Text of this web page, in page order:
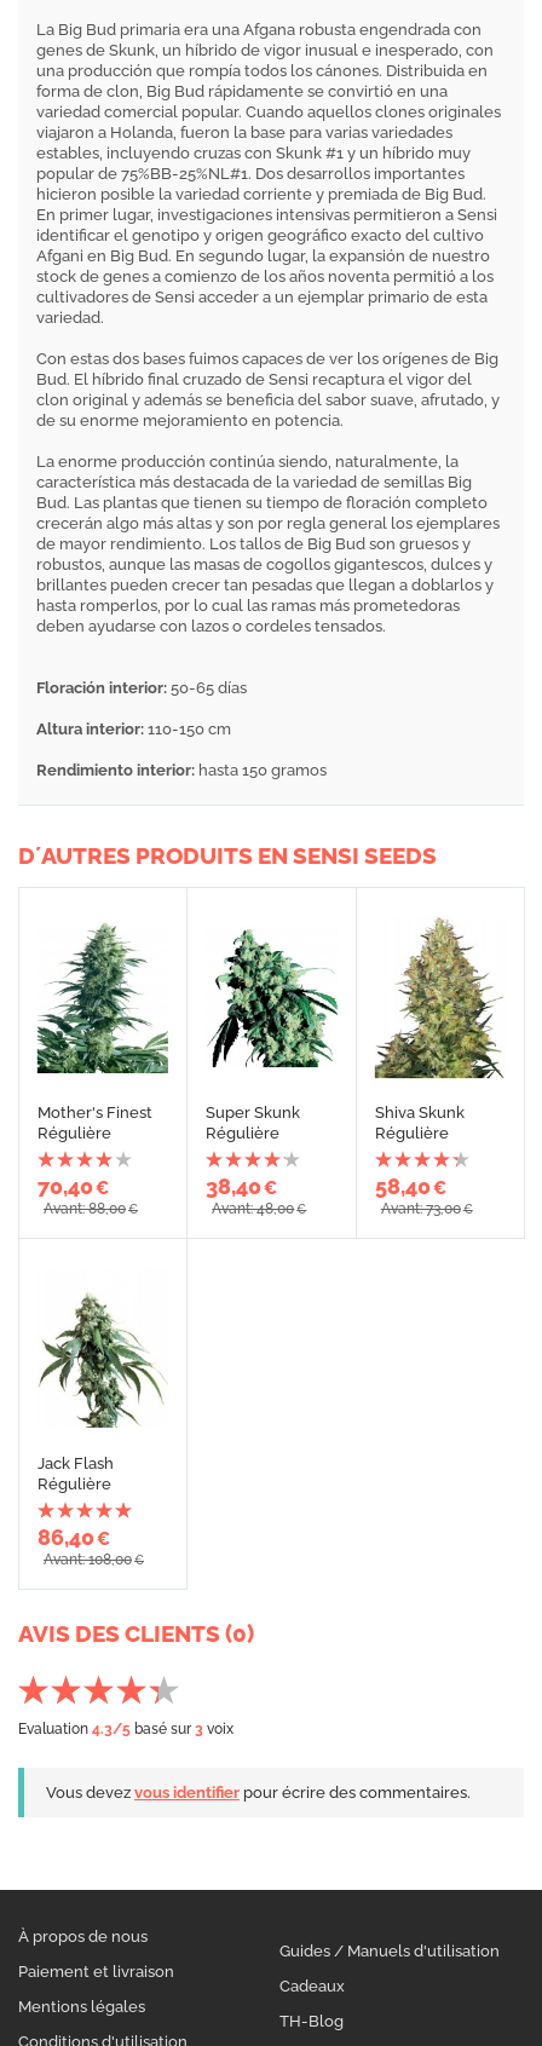
La Big Bud primaria era una Afgana robusta engendrada con
genes de Skunk, un híbrido de vigor inusual e inesperado, con
una producción que rompía todos los cánones. Distribuida en
forma de clon, Big Bud rápidamente se convirtió en una
variedad comercial popular. Cuando aquellos clones originales
viajaron a Holanda, fueron la base para varias variedades
estables, incluyendo cruzas con Skunk #1 y un híbrido muy
popular de 75%BB-25%NL#1. Dos desarrollos importantes
hicieron posible la variedad corriente y premiada de Big Bud.
En primer lugar, investigaciones intensivas permitieron a Sensi
identificar el genotipo y origen geográfico exacto del cultivo
Afgani en Big Bud. En segundo lugar, la expansión de nuestro
stock de genes a comienzo de los años noventa permitió a los
cultivadores de Sensi acceder a un ejemplar primario de esta
variedad.
Con estas dos bases fuimos capaces de ver los orígenes de Big
Bud. El híbrido final cruzado de Sensi recaptura el vigor del
clon original y además se beneficia del sabor suave, afrutado, y
de su enorme mejoramiento en potencia.
La enorme producción continúa siendo, naturalmente, la
característica más destacada de la variedad de semillas Big
Bud. Las plantas que tienen su tiempo de floración completo
crecerán algo más altas y son por regla general los ejemplares
de mayor rendimiento. Los tallos de Big Bud son gruesos y
robustos, aunque las masas de cogollos gigantescos, dulces y
brillantes pueden crecer tan pesadas que llegan a doblarlos y
hasta romperlos, por lo cual las ramas más prometedoras
deben ayudarse con lazos o cordeles tensados.
Floración interior: 50-65 días
Altura interior: 110-150 cm
Rendimiento interior: hasta 150 gramos
D´AUTRES PRODUITS EN SENSI SEEDS
Mother's Finest
Régulière
70,40€
Avant: 88,00€
Super Skunk
Régulière
38,40€
Avant: 48,00€
Shiva Skunk
Régulière
58,40€
Avant: 73,00€
Jack Flash
Régulière
86,40€
Avant: 108,00€
AVIS DES CLIENTS (0)
Evaluation 4.3/5 basé sur3 voix
Vous devez vous identifier pour écrire des commentaires.
À propos de nous
Paiement et livraison
Mentions légales
Conditions d'utilisation
Guides / Manuels d'utilisation
Cadeaux
TH-Blog